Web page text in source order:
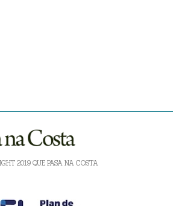
2019 QUE PASA NA COSTA